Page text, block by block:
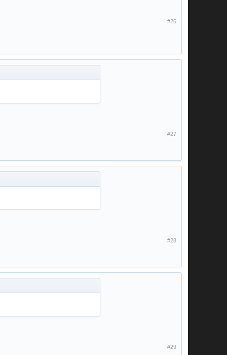
#26
#27
#28
#29